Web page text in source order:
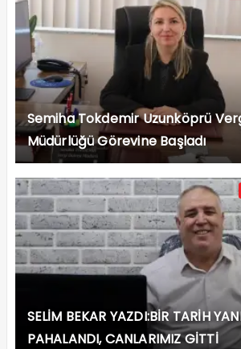
Semiha Tokdemir Uzunköprü
Müdürlüğü Görevine Başladı
SELİM BEKAR YAZDI:BİR TARİH
PAHALANDI, CANLARIMIZ GİTTİ